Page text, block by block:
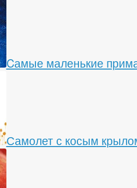
Cамые маленькие
Самолет с косым